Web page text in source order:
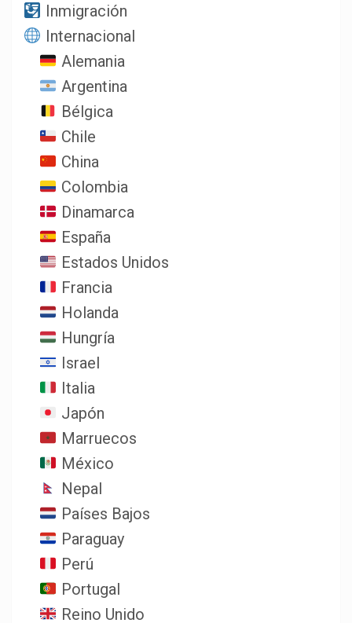
Inmigración
Internacional
Alemania
Argentina
Bélgica
Chile
China
Colombia
Dinamarca
España
Estados Unidos
Francia
Holanda
Hungría
Israel
Italia
Japón
Marruecos
México
Nepal
Países Bajos
Paraguay
Perú
Portugal
Reino Unido